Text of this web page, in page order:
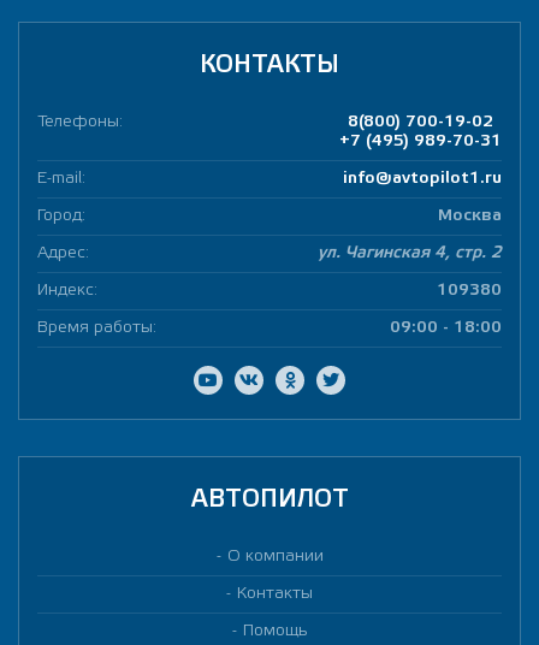
КОНТАКТЫ
Телефоны:
8(800) 700-19-02
+7 (495) 989-70-31
E-mail: info@avtopilot1.ru
Город: Москва
Адрес: ул. Чагинская 4, стр. 2
Индекс: 109380
Время работы: 09:00 - 18:00
АВТОПИЛОТ
О компании
Контакты
Помощь